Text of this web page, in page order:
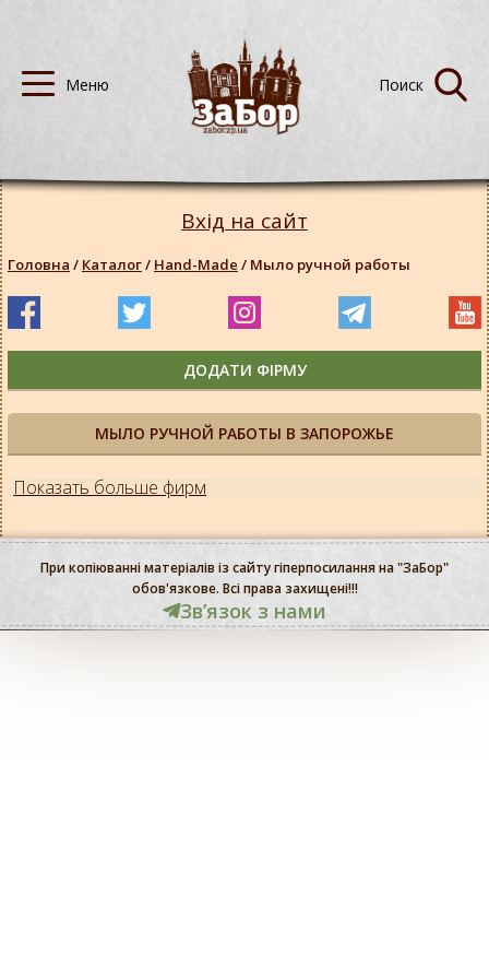
МЫЛО РУЧНОЙ РАБОТЫ В ЗАПОРОЖЬЕ
Показать больше фирм
Вхід на сайт
Головна / Каталог/ Hand-Made / Мыло ручной работы
ДОДАТИ ФІРМУ
При копіюванні матеріалів із сайту гіперпосилання на "ЗаБор"
обов'язкове. Всі права захищені!!!
Звʼязок з нами